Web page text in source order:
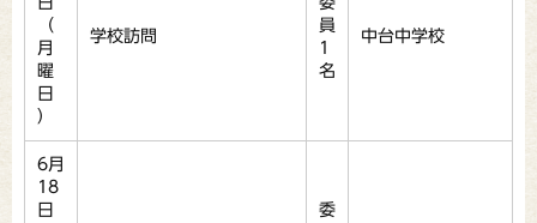
（
月
曜
日
）
学校訪問
員
1
名
中台中学校
6月
18
日
委